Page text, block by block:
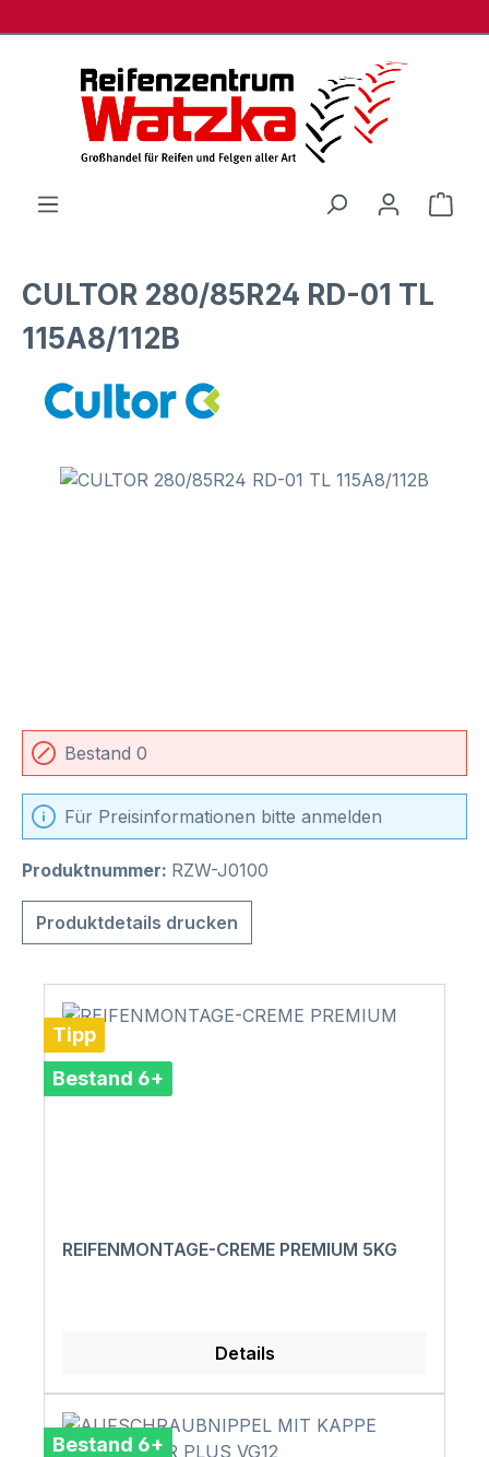
CULTOR 280/85R24 RD-01 TL
115A8/112B
Bildergalerie überspringen
Bestand 0
Für Preisinformationen bitte anmelden
Produktnummer: RZW-J0100
Produktdetails drucken
Tipp
Bestand 6+
REIFENMONTAGE-CREME PREMIUM 5KG
Details
Bestand 6+